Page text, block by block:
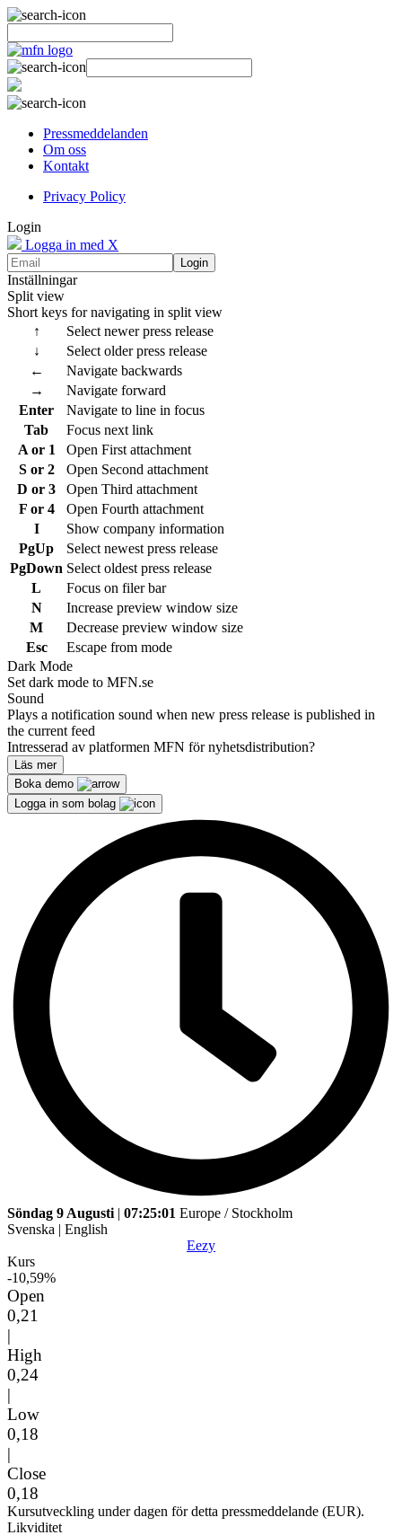
Pressmeddelanden
Om oss
Kontakt
Privacy Policy
Login
Logga in med X
Login
Inställningar
Split view
Short keys for navigating in split view
↑
Select newer press release
↓
Select older press release
←
Navigate backwards
→
Navigate forward
Enter
Navigate to line in focus
Tab
Focus next link
A or 1
Open First attachment
S or 2
Open Second attachment
D or 3
Open Third attachment
F or 4
Open Fourth attachment
I
Show company information
PgUp
Select newest press release
PgDown Select oldest press release
L
Focus on filer bar
N
Increase preview window size
M
Decrease preview window size
Esc
Escape from mode
Dark Mode
Set dark mode to MFN.se
Sound
Plays a notification sound when new press release is published in
the current feed
Intresserad av platformen MFN för nyhetsdistribution?
Läs mer
Boka demo
Logga in som bolag
Söndag 9 Augusti | 07:25:01 Europe / Stockholm
Svenska | English
Eezy
Kurs
-10,59%
Open
0,21
|
High
0,24
|
Low
0,18
|
Close
0,18
Kursutveckling under dagen för detta pressmeddelande (EUR).
Likviditet